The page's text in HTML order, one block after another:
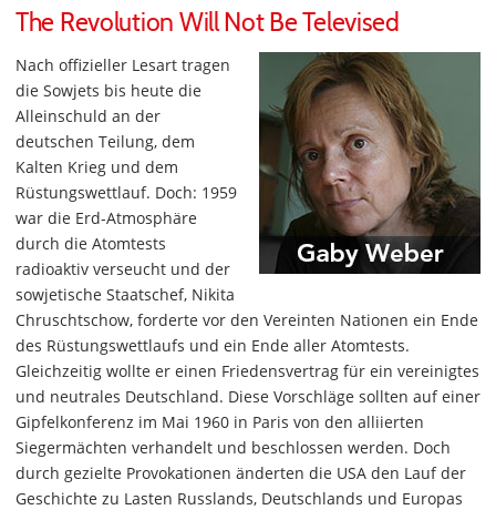
The Revolution Will Not Be Televised
Nach offizieller Lesart tragen
die Sowjets bis heute die
Alleinschuld an der
deutschen Teilung, dem
Kalten Krieg und dem
Rüstungswettlauf. Doch: 1959
war die Erd-Atmosphäre
durch die Atomtests
radioaktiv verseucht und der
sowjetische Staatschef, Nikita
Chruschtschow, forderte vor den Vereinten Nationen ein Ende
des Rüstungswettlaufs und ein Ende aller Atomtests.
Gleichzeitig wollte er einen Friedensvertrag für ein vereinigtes
und neutrales Deutschland. Diese Vorschläge sollten auf einer
Gipfelkonferenz im Mai 1960 in Paris von den alliierten
Siegermächten verhandelt und beschlossen werden. Doch
durch gezielte Provokationen änderten die USA den Lauf der
Geschichte zu Lasten Russlands, Deutschlands und Europas